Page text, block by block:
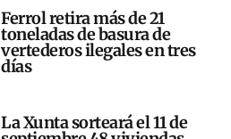
Ferrol retira más de 21
toneladas de basura de
vertederos ilegales en tres
días
La Xunta sorteará el 11 de